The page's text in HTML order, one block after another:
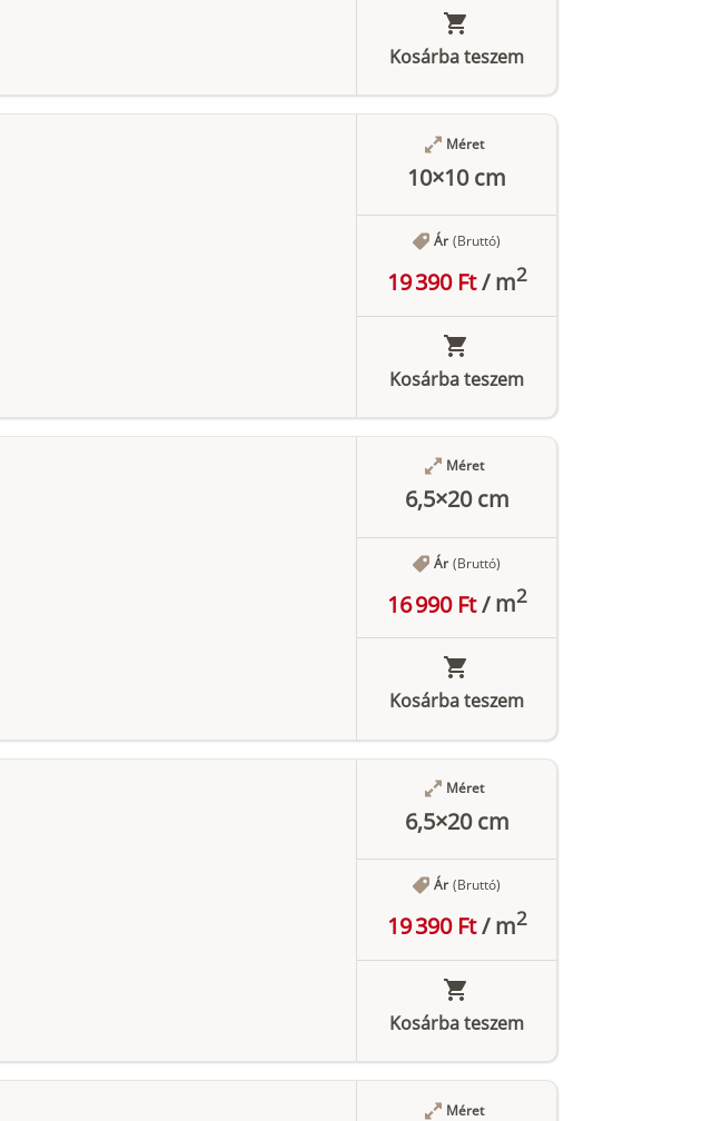
Kosárba teszem
Méret
10×10 cm
Ár (Bruttó)
19 390 Ft/m2
Kosárba teszem
Méret
6,5×20 cm
Ár (Bruttó)
16 990 Ft/m2
Kosárba teszem
Méret
6,5×20 cm
Ár (Bruttó)
19 390 Ft/m2
Kosárba teszem
Méret